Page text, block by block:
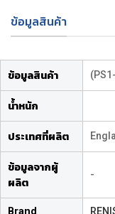
ข้อมูลสินค้า
ข้อมูลสินค้า
น้ำหนัก
ประเทศที่ผลิต
ข้อมูลจากผู้
ผลิต
-